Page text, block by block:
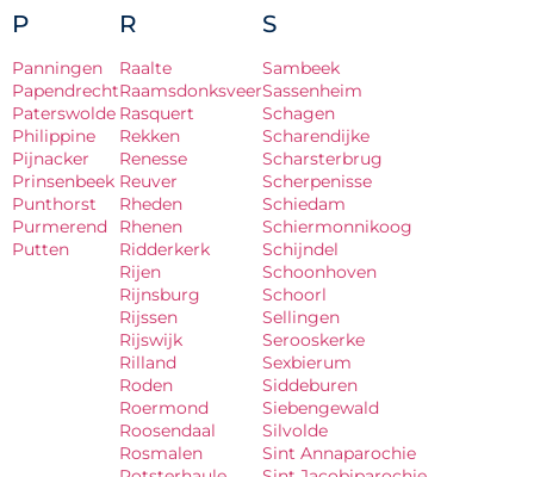
P
Panningen
Papendrecht
Paterswolde
Philippine
Pijnacker
Prinsenbeek
Punthorst
Purmerend
Putten
R
Raalte
Raamsdonksveer
Rasquert
Rekken
Renesse
Reuver
Rheden
Rhenen
Ridderkerk
Rijen
Rijnsburg
Rijssen
Rijswijk
Rilland
Roden
Roermond
Roosendaal
Rosmalen
S
Sambeek
Sassenheim
Schagen
Scharendijke
Scharsterbrug
Scherpenisse
Schiedam
Schiermonnikoog
Schijndel
Schoonhoven
Schoorl
Sellingen
Serooskerke
Sexbierum
Siddeburen
Siebengewald
Silvolde
Sint Annaparochie